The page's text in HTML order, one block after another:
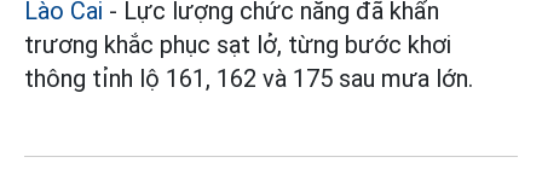
Lào Cai - Lực lượng chức năng đã khẩn
trương khắc phục sạt lở, từng bước khơi
thông tỉnh lộ 161, 162 và 175 sau mưa lớn.